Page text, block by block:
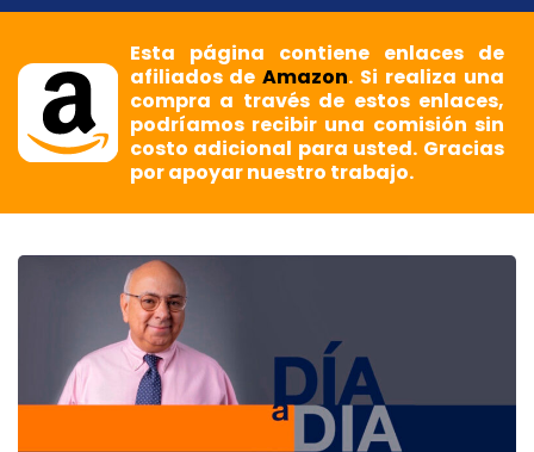
Esta página contiene enlaces de
afiliados deAmazon. Si realiza una
compra a través de estos enlaces,
podríamos recibir una comisión sin
costo adicional para usted. Gracias
por apoyar nuestro trabajo.